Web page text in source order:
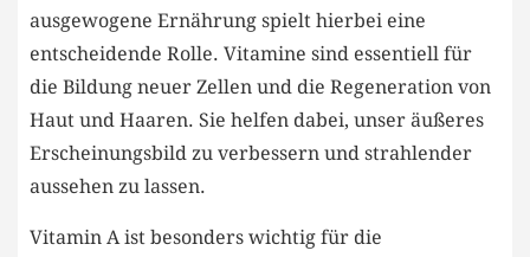
ausgewogene Ernährung spielt hierbei eine
entscheidende Rolle. Vitamine sind essentiell für
die Bildung neuer Zellen und die Regeneration von
Haut und Haaren. Sie helfen dabei, unser äußeres
Erscheinungsbild zu verbessern und strahlender
aussehen zu lassen.
Vitamin A ist besonders wichtig für die